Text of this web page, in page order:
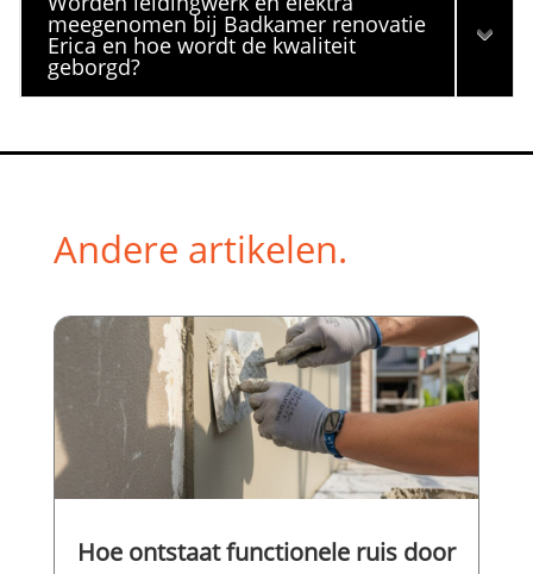
meegenomen bij Badkamer renovatie
Erica en hoe wordt de kwaliteit
geborgd?
Andere artikelen.
Hoe ontstaat functionele ruis door